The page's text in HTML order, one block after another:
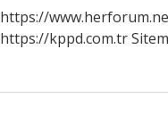
https://
https://kppd.com.tr